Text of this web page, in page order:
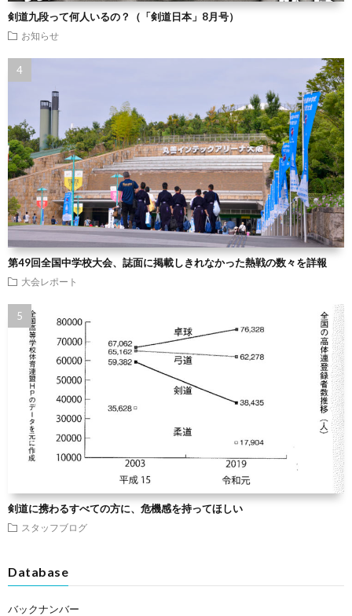
剣道九段って何人いるの？（「剣道日本」8月号）
お知らせ
第49回全国中学校大会、誌面に掲載しきれなかった熱戦の数々を詳報
大会レポート
剣道に携わるすべての方に、危機感を持ってほしい
スタッフブログ
Database
バックナンバー